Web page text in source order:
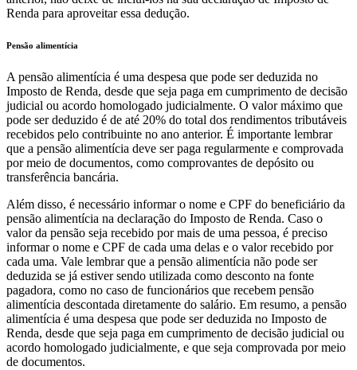
Renda para aproveitar essa dedução.
Pensão alimentícia
A pensão alimentícia é uma despesa que pode ser deduzida no
Imposto de Renda, desde que seja paga em cumprimento de decisão
judicial ou acordo homologado judicialmente. O valor máximo que
pode ser deduzido é de até 20% do total dos rendimentos tributáveis
recebidos pelo contribuinte no ano anterior. É importante lembrar
que a pensão alimentícia deve ser paga regularmente e comprovada
por meio de documentos, como comprovantes de depósito ou
transferência bancária.
Além disso, é necessário informar o nome e CPF do beneficiário da
pensão alimentícia na declaração do Imposto de Renda. Caso o
valor da pensão seja recebido por mais de uma pessoa, é preciso
informar o nome e CPF de cada uma delas e o valor recebido por
cada uma. Vale lembrar que a pensão alimentícia não pode ser
deduzida se já estiver sendo utilizada como desconto na fonte
pagadora, como no caso de funcionários que recebem pensão
alimentícia descontada diretamente do salário. Em resumo, a pensão
alimentícia é uma despesa que pode ser deduzida no Imposto de
Renda, desde que seja paga em cumprimento de decisão judicial ou
acordo homologado judicialmente, e que seja comprovada por meio
de documentos.